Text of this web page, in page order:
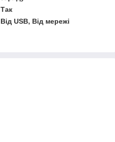
Так
Від USB, Від мережі